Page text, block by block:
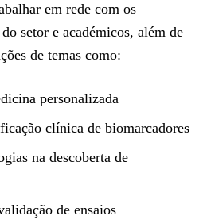
em rede com os
setor e académicos, além de
de temas como:
personalizada
clínica de biomarcadores
na descoberta de
de ensaios